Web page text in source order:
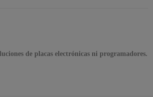
de placas electrónicas ni programadores.